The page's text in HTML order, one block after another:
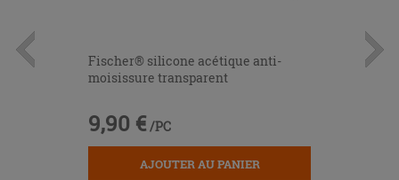
Fischer® silicone acétique anti-
moisissure transparent
9,90 € /PC
AJOUTER AU PANIER